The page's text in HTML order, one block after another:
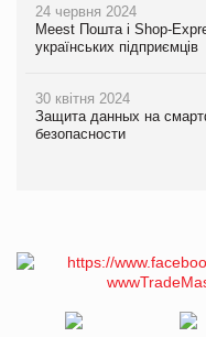
24 червня 2024
Meest Пошта і Shop-
українських підприємців
30 квітня 2024
Защита данных на
безопасности